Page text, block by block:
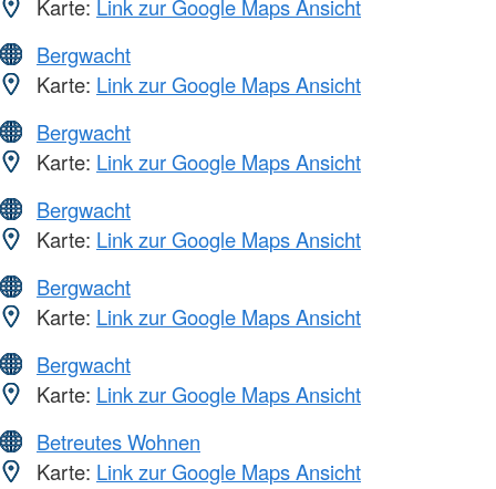
Karte: Link zur Google Maps Ansicht
Bergwacht
Karte: Link zur Google Maps Ansicht
Bergwacht
Karte: Link zur Google Maps Ansicht
Bergwacht
Karte: Link zur Google Maps Ansicht
Bergwacht
Karte: Link zur Google Maps Ansicht
Bergwacht
Karte: Link zur Google Maps Ansicht
Betreutes Wohnen
Karte: Link zur Google Maps Ansicht